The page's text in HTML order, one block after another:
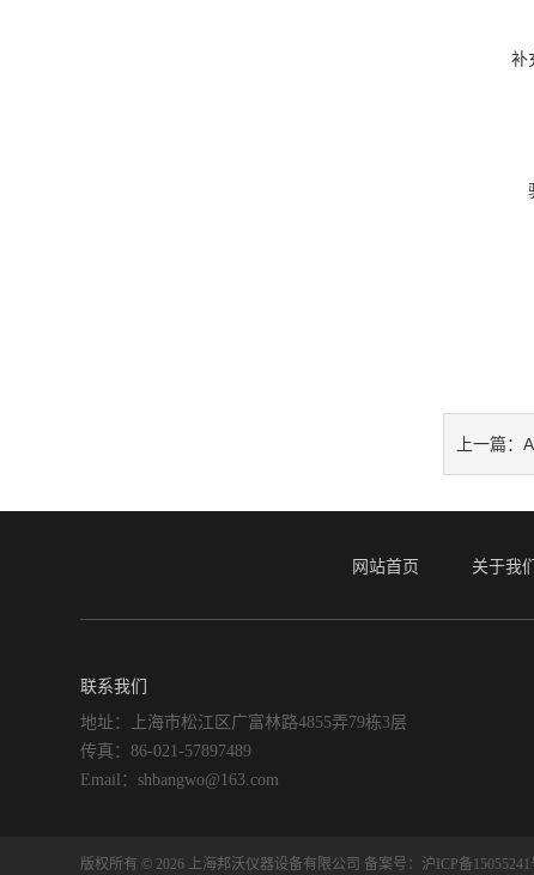
补
上一篇：
网站首页 关于我
联系我们
地址：上海市松江区广富林路4855弄79栋3层
传真：86-021-57897489
Email：shbangwo@163.com
版权所有 © 2026 上海邦沃仪器设备有限公司 备案号：沪ICP备15055241